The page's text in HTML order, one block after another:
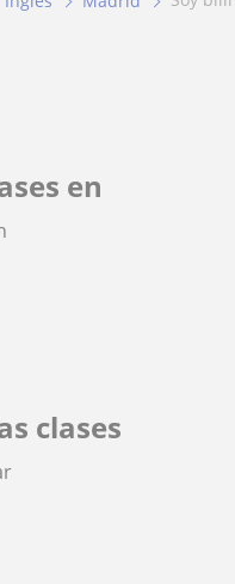
en
clases